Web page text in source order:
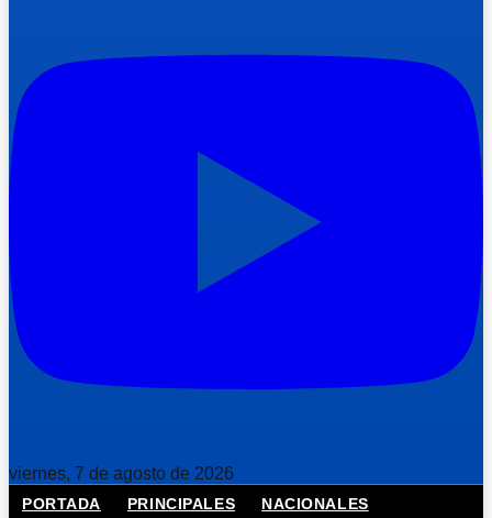
viernes, 7 de agosto de 2026
PORTADA PRINCIPALES NACIONALES